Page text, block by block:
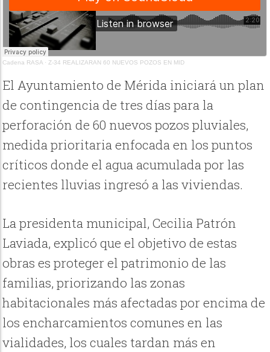
Cadena RASA · Z-34 REALIZARAN 60 NUEVOS POZOS EN MID
El Ayuntamiento de Mérida iniciará un plan
de contingencia de tres días para la
perforación de 60 nuevos pozos pluviales,
medida prioritaria enfocada en los puntos
críticos donde el agua acumulada por las
recientes lluvias ingresó a las viviendas.
La presidenta municipal, Cecilia Patrón
Laviada, explicó que el objetivo de estas
obras es proteger el patrimonio de las
familias, priorizando las zonas
habitacionales más afectadas por encima de
los encharcamientos comunes en las
vialidades, los cuales tardan más en